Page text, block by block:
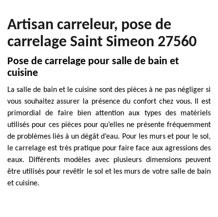
Artisan carreleur, pose de
carrelage Saint Simeon 27560
Pose de carrelage pour salle de bain et
cuisine
La salle de bain et le cuisine sont des pièces à ne pas négliger si
vous souhaitez assurer la présence du confort chez vous. Il est
primordial de faire bien attention aux types des matériels
utilisés pour ces pièces pour qu’elles ne présente fréquemment
de problèmes liés à un dégât d’eau. Pour les murs et pour le sol,
le carrelage est très pratique pour faire face aux agressions des
eaux. Différents modèles avec plusieurs dimensions peuvent
être utilisés pour revêtir le sol et les murs de votre salle de bain
et cuisine.